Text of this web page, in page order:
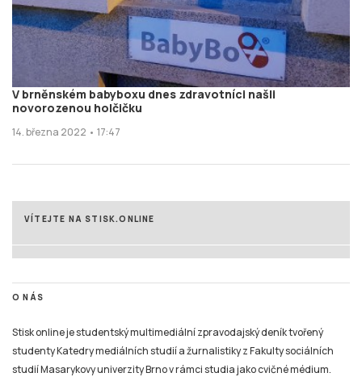
V brněnském babyboxu dnes zdravotníci našli
novorozenou holčičku
14. března 2022 • 17:47
VÍTEJTE NA STISK.ONLINE
O NÁS
Stisk online je studentský multimediální zpravodajský deník tvořený
studenty Katedry mediálních studií a žurnalistiky z Fakulty sociálních
studií Masarykovy univerzity Brno v rámci studia jako cvičné médium.